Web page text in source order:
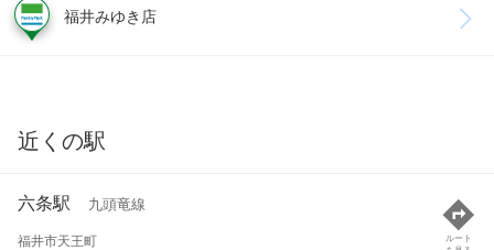
福井みゆき店
近くの駅
六条駅 九頭竜線
福井市天王町
ルート